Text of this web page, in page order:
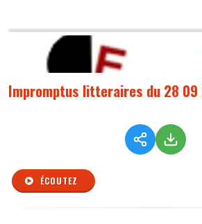
Impromptus litteraires du 28
ÉCOUTEZ